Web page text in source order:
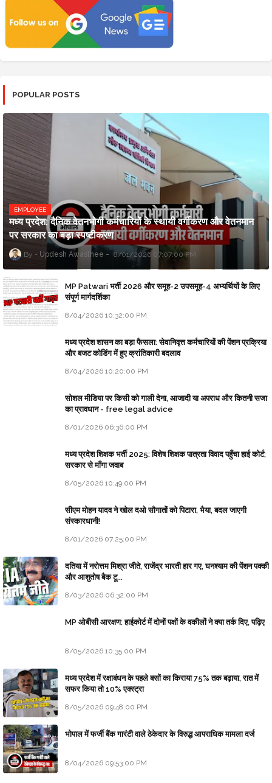
POPULAR POSTS
EMPLOYEE
मध्य प्रदेश: दैनिक वेतनभोगी कर्मचारियों के स्थायी वर्गीकरण और वेतनमान
पर सरकार का बड़ा स्पष्टीकरण
Updesh Awasthee 8/01/2026 07:07:00 PM
MP Patwari भर्ती 2026 और समूह-2 उपसमूह-4 अभ्यर्थियों के लिए
संपूर्ण मार्गदर्शिका
8/04/2026 10:32:00 PM
मध्य प्रदेश शासन का बड़ा फैसला: सेवानिवृत्त कर्मचारियों की पेंशन प्रक्रिया
और बजट कोडिंग में हुए क्रांतिकारी बदलाव
8/04/2026 10:20:00 PM
सोशल मीडिया पर किसी को गाली देना, आजादी या अपराध और कितनी सजा
का प्रावधान - free legal advice
8/01/2026 06:36:00 PM
मध्य प्रदेश शिक्षक भर्ती 2025: विशेष शिक्षक पात्रता विवाद पहुँचा हाई कोर्ट;
सरकार से माँगा जवाब
8/05/2026 10:49:00 PM
सीएम मोहन यादव ने खोल दओ सौगातों को पिटारा, भैया, बदल जाएगी
संस्कारधानी!
8/01/2026 07:25:00 PM
दतिया में नरोत्तम मिश्रा जीते, राजेंद्र भारती हार गए, घनश्याम की पेंशन पक्की
और आशुतोष बैक टू...
8/03/2026 06:32:00 PM
MP ओबीसी आरक्षण: हाईकोर्ट में दोनों पक्षों के वकीलों ने क्या तर्क दिए, पढ़िए
8/05/2026 10:35:00 PM
मध्य प्रदेश में रक्षाबंधन के पहले बसों का किराया 75% तक बढ़ाया, रात में
सफर किया तो 10% एक्स्ट्रा
8/05/2026 09:48:00 PM
भोपाल में फर्जी बैंक गारंटी वाले ठेकेदार के विरुद्ध आपराधिक मामला दर्ज
8/04/2026 09:53:00 PM